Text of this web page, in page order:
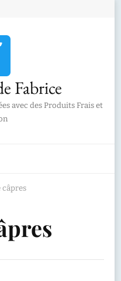
Fabrice
avec des Produits Frais et
câpres